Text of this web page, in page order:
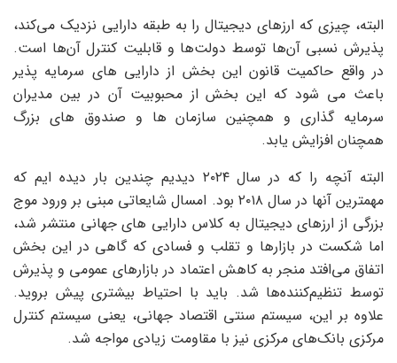
البته، چیزی که ارزهای دیجیتال را به طبقه دارایی نزدیک می‌کند،
پذیرش نسبی آن‌ها توسط دولت‌ها و قابلیت کنترل آن‌ها است.
در واقع حاکمیت قانون این بخش از دارایی های سرمایه پذیر
باعث می شود که این بخش از محبوبیت آن در بین مدیران
سرمایه گذاری و همچنین سازمان ها و صندوق های بزرگ
همچنان افزایش یابد.
البته آنچه را که در سال ۲۰۲۴ دیدیم چندین بار دیده ایم که
مهمترین آنها در سال ۲۰۱۸ بود. امسال شایعاتی مبنی بر ورود موج
بزرگی از ارزهای دیجیتال به کلاس دارایی های جهانی منتشر شد،
اما شکست در بازارها و تقلب و فسادی که گاهی در این بخش
اتفاق می‌افتد منجر به کاهش اعتماد در بازارهای عمومی و پذیرش
توسط تنظیم‌کننده‌ها شد. باید با احتیاط بیشتری پیش بروید.
علاوه بر این، سیستم سنتی اقتصاد جهانی، یعنی سیستم کنترل
مرکزی بانک‌های مرکزی نیز با مقاومت زیادی مواجه شد.